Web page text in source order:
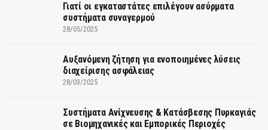
Γιατί οι εγκαταστάτες επιλέγουν ασύρματα
συστήματα συναγερμού
28/05/2025
Αυξανόμενη ζήτηση για ενοποιημένες λύσεις
διαχείρισης ασφάλειας
28/03/2025
Συστήματα Ανίχνευσης & Κατάσβεσης Πυρκαγιάς
σε Βιομηχανικές και Εμπορικές Περιοχές